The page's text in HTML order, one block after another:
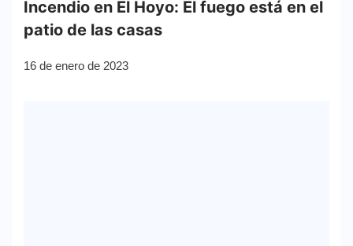
Incendio en El Hoyo: El fuego está en el
patio de las casas
16 de enero de 2023